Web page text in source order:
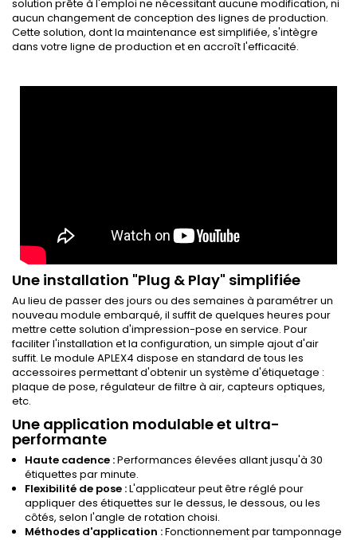
solution prête à l'emploi ne nécessitant aucune modification, ni
aucun changement de conception des lignes de production.
Cette solution, dont la maintenance est simplifiée, s'intègre
dans votre ligne de production et en accroît l'efficacité.
Une installation "Plug & Play" simplifiée
Au lieu de passer des jours ou des semaines à paramétrer un
nouveau module embarqué, il suffit de quelques heures pour
mettre cette solution d'impression-pose en service. Pour
faciliter l'installation et la configuration, un simple ajout d'air
suffit. Le module APLEX4 dispose en standard de tous les
accessoires permettant d'obtenir un système d'étiquetage :
plaque de pose, régulateur de filtre à air, capteurs optiques,
etc.
Une application modulable et ultra-
performante
Haute cadence :Performances élevées allant jusqu'à 30
étiquettes par minute.
Flexibilité de pose :L'applicateur peut être réglé pour
appliquer des étiquettes sur le dessus, le dessous, ou les
côtés, selon l'angle de rotation choisi.
Méthodes d'application :Fonctionnement par tamponnage